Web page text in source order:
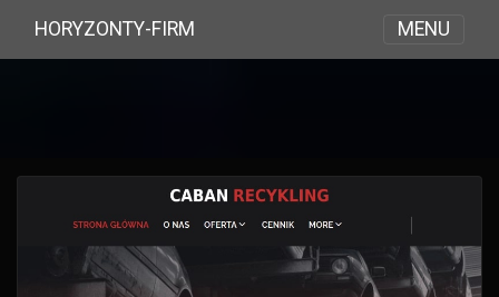
HORYZONTY-FIRM MENU